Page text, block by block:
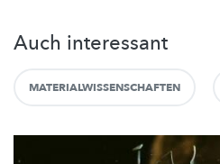
Auch interessant
MATERIALWISSENSCHAFTEN